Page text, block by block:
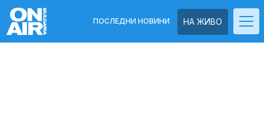
НА ЖИВО
ПОСЛЕДНИ НОВИНИ